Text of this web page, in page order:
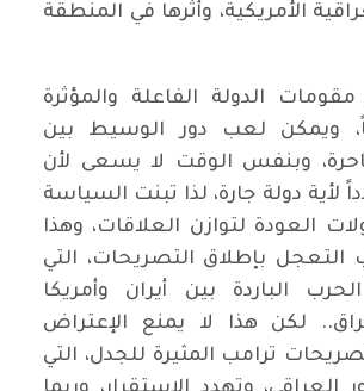
الأمريكية، وأثرها في المنطقة
الدولة الفاعلة والمؤثرة
ويمكن لعب دور الوسيط بين
وبنفس الوقت لا يسعى لأن
لأية دولة جارة، لذا تبنت السياسة
العودة لتوازن العلاقات، وهذا
التعجل بإطلاق التصريحات، التي
الباردة بين أيران وأمريكا
لكن هذا لا يمنع الإعتراض
ترامب المثيرة للجدل، التي